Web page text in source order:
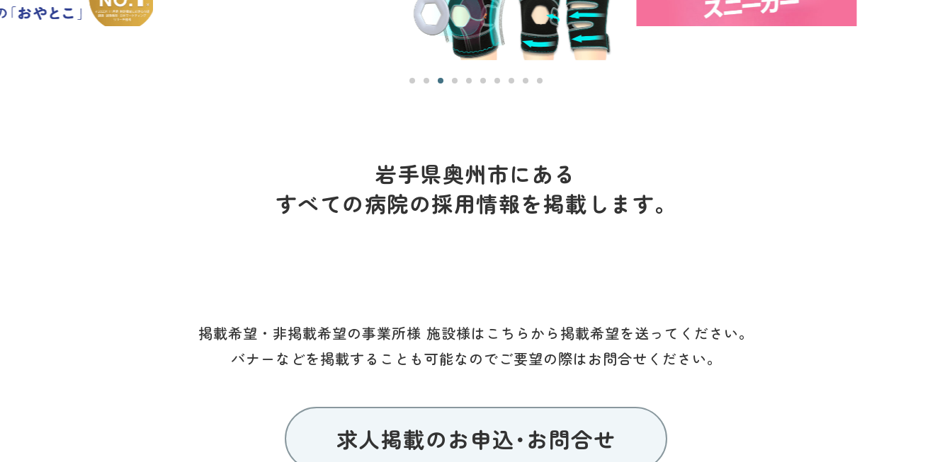
岩手県奥州市にある
すべての病院の採用情報を掲載します。
掲載希望・非掲載希望の事業所様 施設様はこちらから掲載希望を送ってください。
バナーなどを掲載することも可能なのでご要望の際はお問合せください。
求人掲載のお申込･お問合せ